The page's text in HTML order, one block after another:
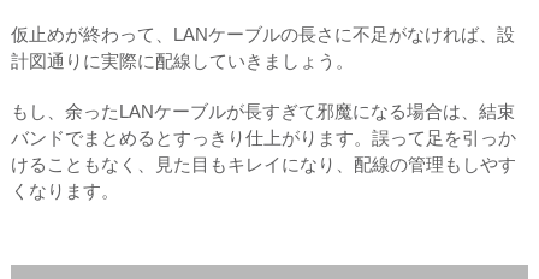
仮止めが終わって、LANケーブルの長さに不足がなければ、設
計図通りに実際に配線していきましょう。
もし、余ったLANケーブルが長すぎて邪魔になる場合は、結束
バンドでまとめるとすっきり仕上がります。誤って足を引っか
けることもなく、見た目もキレイになり、配線の管理もしやす
くなります。